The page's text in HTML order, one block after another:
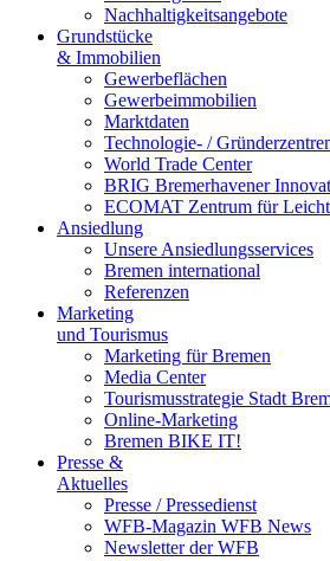
Nachhaltigkeitsangebote
Grundstücke
& Immobilien
Gewerbeflächen
Gewerbeimmobilien
Marktdaten
Technologie- /
World Trade Center
BRIG Bremerhavener
ECOMAT Zentrum für
Ansiedlung
Unsere Ansiedlungsservices
Bremen international
Referenzen
Marketing
und Tourismus
Marketing für Bremen
Media Center
Tourismusstrategie Stadt
Online-Marketing
Bremen BIKE IT!
Presse &
Aktuelles
Presse / Pressedienst
WFB-Magazin WFB News
Newsletter der WFB